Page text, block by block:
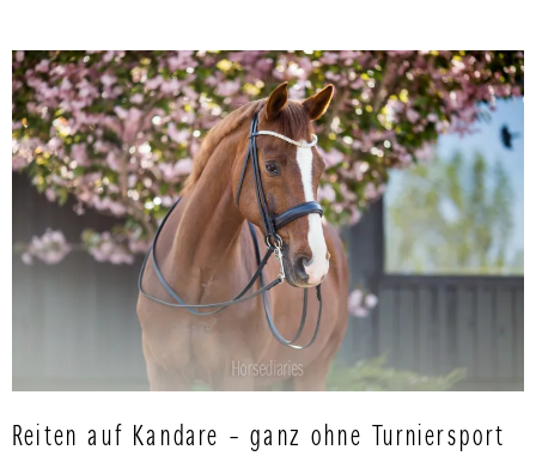
Reiten auf Kandare – ganz ohne Turniersport